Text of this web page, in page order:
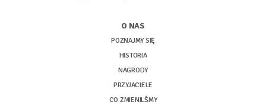
O NAS
POZNAJMY SIĘ
HISTORIA
NAGRODY
PRZYJACIELE
CO ZMIENILŚMY